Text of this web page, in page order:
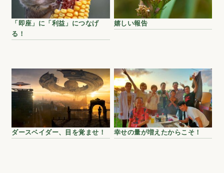
「即座」に「利益」につなげ
る！
嬉しい報告
ダースベイダー、目を覚ませ！ 幸せの量が増えたからこそ！